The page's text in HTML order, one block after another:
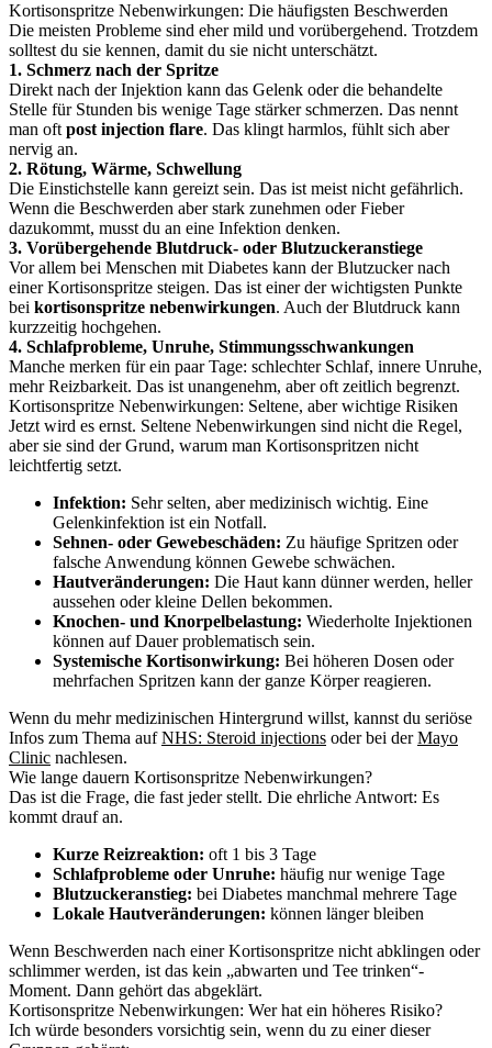
Kortisonspritze Nebenwirkungen: Die häufigsten Beschwerden
Die meisten Probleme sind eher mild und vorübergehend. Trotzdem
solltest du sie kennen, damit du sie nicht unterschätzt.
1. Schmerz nach der Spritze
Direkt nach der Injektion kann das Gelenk oder die behandelte
Stelle für Stunden bis wenige Tage stärker schmerzen. Das nennt
man oft post injection flare. Das klingt harmlos, fühlt sich aber
nervig an.
2. Rötung, Wärme, Schwellung
Die Einstichstelle kann gereizt sein. Das ist meist nicht gefährlich.
Wenn die Beschwerden aber stark zunehmen oder Fieber
dazukommt, musst du an eine Infektion denken.
3. Vorübergehende Blutdruck- oder Blutzuckeranstiege
Vor allem bei Menschen mit Diabetes kann der Blutzucker nach
einer Kortisonspritze steigen. Das ist einer der wichtigsten Punkte
bei kortisonspritze nebenwirkungen. Auch der Blutdruck kann
kurzzeitig hochgehen.
4. Schlafprobleme, Unruhe, Stimmungsschwankungen
Manche merken für ein paar Tage: schlechter Schlaf, innere Unruhe,
mehr Reizbarkeit. Das ist unangenehm, aber oft zeitlich begrenzt.
Kortisonspritze Nebenwirkungen: Seltene, aber wichtige Risiken
Jetzt wird es ernst. Seltene Nebenwirkungen sind nicht die Regel,
aber sie sind der Grund, warum man Kortisonspritzen nicht
leichtfertig setzt.
Infektion: Sehr selten, aber medizinisch wichtig. Eine
Gelenkinfektion ist ein Notfall.
Sehnen- oder Gewebeschäden: Zu häufige Spritzen oder
falsche Anwendung können Gewebe schwächen.
Hautveränderungen: Die Haut kann dünner werden, heller
aussehen oder kleine Dellen bekommen.
Knochen- und Knorpelbelastung: Wiederholte Injektionen
können auf Dauer problematisch sein.
Systemische Kortisonwirkung: Bei höheren Dosen oder
mehrfachen Spritzen kann der ganze Körper reagieren.
Wenn du mehr medizinischen Hintergrund willst, kannst du seriöse
Infos zum Thema aufNHS: Steroid injections oder bei derMayo
Clinic nachlesen.
Wie lange dauern Kortisonspritze Nebenwirkungen?
Das ist die Frage, die fast jeder stellt. Die ehrliche Antwort: Es
kommt drauf an.
Kurze Reizreaktion: oft 1 bis 3 Tage
Schlafprobleme oder Unruhe: häufig nur wenige Tage
Blutzuckeranstieg: bei Diabetes manchmal mehrere Tage
Lokale Hautveränderungen: können länger bleiben
Wenn Beschwerden nach einer Kortisonspritze nicht abklingen oder
schlimmer werden, ist das kein „abwarten und Tee trinken“-
Moment. Dann gehört das abgeklärt.
Kortisonspritze Nebenwirkungen: Wer hat ein höheres Risiko?
Ich würde besonders vorsichtig sein, wenn du zu einer dieser